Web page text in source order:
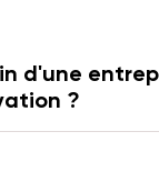
d'une
?